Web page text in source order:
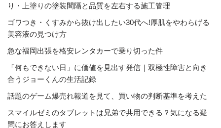
り・上塗りの塗装間隔と品質を左右する施工管理
ゴワつき・くすみから抜け出したい30代へ!厚肌をやわらげる
美容液の見つけ方
急な福岡出張を格安レンタカーで乗り切った件
「何もできない日」に価値を見出す発信｜双極性障害と向き
合うジョーくんの生活記録
話題のゲーム爆売れ報道を見て、買い物の判断基準を考えた
スマイルゼミのタブレットは兄弟で共用できる？気になる疑
問にお答えします